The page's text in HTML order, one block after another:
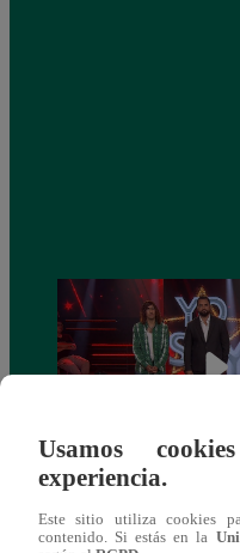
Pájaro Gómez venció
Usamos
experiencia.
Este sitio utiliza cookies
contenido. Si estás en la